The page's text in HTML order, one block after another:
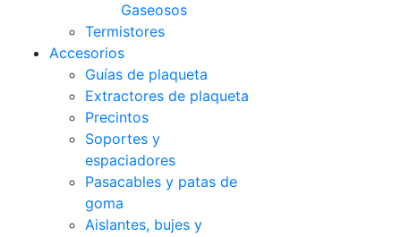
Gaseosos
Termistores
Accesorios
Guías de plaqueta
Extractores de plaqueta
Precintos
Soportes y
espaciadores
Pasacables y patas de
goma
Aislantes, bujes y